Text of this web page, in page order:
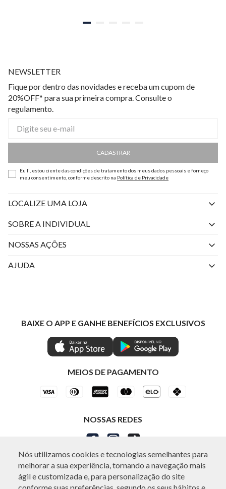
Nós utilizamos cookies e tecnologias semelhantes para
melhorar a sua experiência, tornando a navegação mais
ágil e customizada e, para personalização do site
NEWSLETTER
Fique por dentro das novidades e receba um cupom de
20%OFF* para sua primeira compra. Consulte o
regulamento.
CADASTRAR
Eu li, estou ciente das condições de tratamento dos meus dados pessoais e forneço
meu consentimento, conforme descrito na Política de Privacidade
LOCALIZE UMA LOJA
SOBRE A INDIVIDUAL
Quem Somos
Painel de Privacidade
Gestão de Preferências
NOSSAS AÇÕES
Livelo
IND CASHBACK
AJUDA
Trocas e Devoluções
Regulamentos
Seja Um Revendedor
Shop by WhatsApp Individual
BAIXE O APP E GANHE BENEFÍCIOS EXCLUSIVOS
MEIOS DE PAGAMENTO
NOSSAS REDES